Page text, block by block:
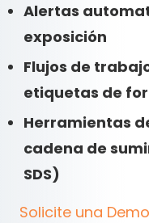
Alertas
exposición
Flujos de
etiquetas de
Herramientas
cadena de
SDS)
Solicite una